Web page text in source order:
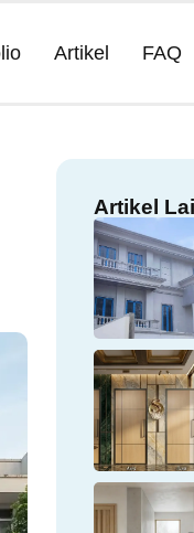
Artikel FAQ
Artikel